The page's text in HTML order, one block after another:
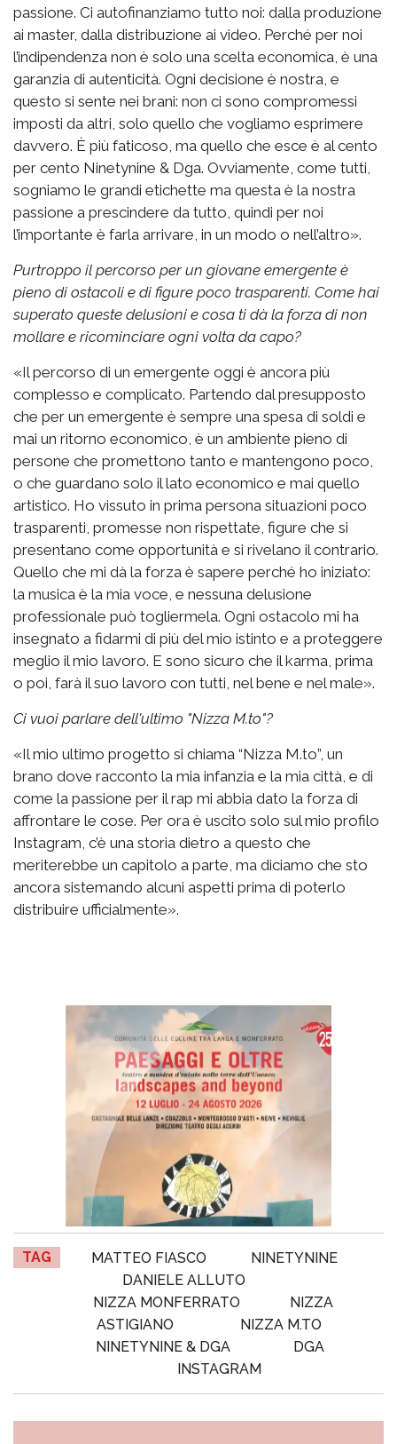
passione. Ci autofinanziamo tutto noi: dalla produzione
ai master, dalla distribuzione ai video. Perché per noi
l’indipendenza non è solo una scelta economica, è una
garanzia di autenticità. Ogni decisione è nostra, e
questo si sente nei brani: non ci sono compromessi
imposti da altri, solo quello che vogliamo esprimere
davvero. È più faticoso, ma quello che esce è al cento
per cento Ninetynine & Dga. Ovviamente, come tutti,
sogniamo le grandi etichette ma questa è la nostra
passione a prescindere da tutto, quindi per noi
l’importante è farla arrivare, in un modo o nell’altro».
Purtroppo il percorso per un giovane emergente è
pieno di ostacoli e di figure poco trasparenti. Come hai
superato queste delusioni e cosa ti dà la forza di non
mollare e ricominciare ogni volta da capo?
«Il percorso di un emergente oggi è ancora più
complesso e complicato. Partendo dal presupposto
che per un emergente è sempre una spesa di soldi e
mai un ritorno economico, è un ambiente pieno di
persone che promettono tanto e mantengono poco,
o che guardano solo il lato economico e mai quello
artistico. Ho vissuto in prima persona situazioni poco
trasparenti, promesse non rispettate, figure che si
presentano come opportunità e si rivelano il contrario.
Quello che mi dà la forza è sapere perché ho iniziato:
la musica è la mia voce, e nessuna delusione
professionale può togliermela. Ogni ostacolo mi ha
insegnato a fidarmi di più del mio istinto e a proteggere
meglio il mio lavoro. E sono sicuro che il karma, prima
o poi, farà il suo lavoro con tutti, nel bene e nel male».
Ci vuoi parlare dell'ultimo "Nizza M.to"?
«Il mio ultimo progetto si chiama “Nizza M.to”, un
brano dove racconto la mia infanzia e la mia città, e di
come la passione per il rap mi abbia dato la forza di
affrontare le cose. Per ora è uscito solo sul mio profilo
Instagram, c’è una storia dietro a questo che
meriterebbe un capitolo a parte, ma diciamo che sto
ancora sistemando alcuni aspetti prima di poterlo
distribuire ufficialmente».
TAG MATTEO FIASCO
NINETYNINE
DANIELE ALLUTO
NIZZA MONFERRATO
NIZZA
ASTIGIANO
NIZZA M.TO
NINETYNINE & DGA
DGA
INSTAGRAM